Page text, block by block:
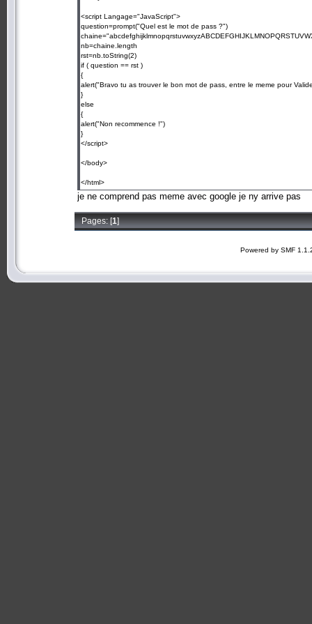
<script Langage="JavaScript">
question=prompt("Quel est le mot de pass ?")
nb=chaine.length
rst=nb.toString(2)
if ( question == rst )
{
alert("Bravo tu as trouver le bon mot de pass, entre le meme pour
}
else
{
alert("Non recommence !")
}
</script>
</body>
</html>
je ne comprend pas meme avec google je ny arrive pas
Pages: [1]
Powered by SMF